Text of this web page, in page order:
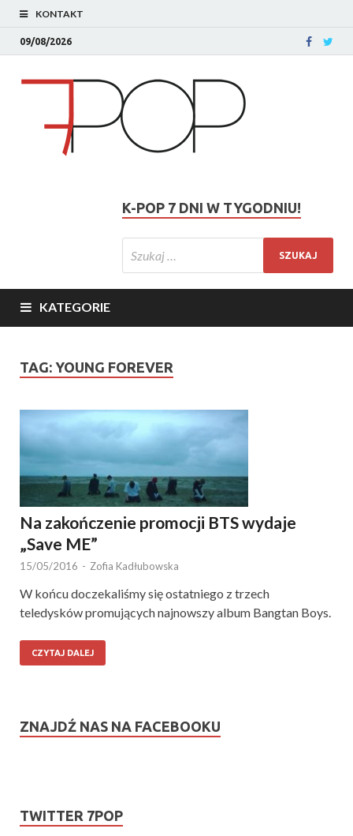
KONTAKT
09/08/2026
K-POP 7 DNI W TYGODNIU!
KATEGORIE
TAG: YOUNG FOREVER
Na zakończenie promocji BTS wydaje
„Save ME”
15/05/2016 - Zofia Kadłubowska
W końcu doczekaliśmy się ostatniego z trzech
teledysków promujących najnowszy album Bangtan Boys.
CZYTAJ DALEJ
ZNAJDŹ NAS NA FACEBOOKU
TWITTER 7POP